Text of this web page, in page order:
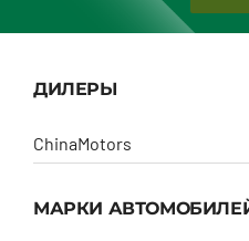
ДИЛЕРЫ
ChinaMotors
МАРКИ